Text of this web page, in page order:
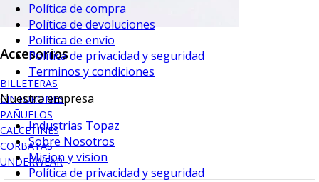
Accesorios
BILLETERAS
CINTURONES
PAÑUELOS
CALCETINES
CORBATAS
UNDERWEAR
Política de compra
Política de devoluciones
Política de envío
Política de privacidad y seguridad
Terminos y condiciones
Nuestra empresa
Industrias Topaz
Sobre Nosotros
Mision y vision
Política de privacidad y seguridad